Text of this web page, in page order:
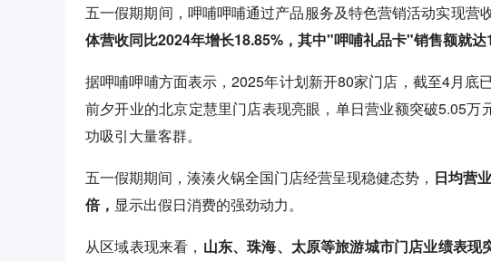
五一假期期间，呷哺呷哺通过产品服务及特色营销活动实现营
体营收同比2024年增长18.85%，其中"呷哺礼品卡"销售额就达
据呷哺呷哺方面表示，2025年计划新开80家门店，截至4月底
前夕开业的北京定慧里门店表现亮眼，单日营业额突破5.05
功吸引大量客群。
五一假期期间，湊湊火锅全国门店经营呈现稳健态势， 日均营
倍， 显示出假日消费的强劲动力。
从区域表现来看， 山东、珠海、太原等旅游城市门店业绩表现